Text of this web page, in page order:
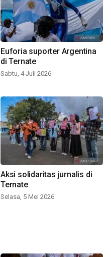
Euforia suporter Argentina
di Ternate
Sabtu, 4 Juli 2026
Aksi solidaritas jurnalis di
Ternate
Selasa, 5 Mei 2026